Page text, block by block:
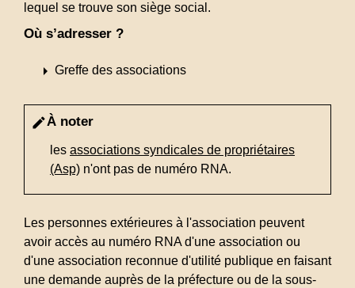
lequel se trouve son siège social.
Où s’adresser ?
arrow_right Greffe des associations
editÀ noter
les associations syndicales de propriétaires
(Asp) n'ont pas de numéro RNA.
Les personnes extérieures à l'association peuvent
avoir accès au numéro RNA d'une association ou
d'une association reconnue d'utilité publique en faisant
une demande auprès de la préfecture ou de la sous-